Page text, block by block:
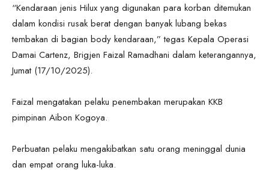
“Kendaraan jenis Hilux yang digunakan para korban ditemukan
dalam kondisi rusak berat dengan banyak lubang bekas
tembakan di bagian body kendaraan,” tegas Kepala Operasi
Damai Cartenz, Brigjen Faizal Ramadhani dalam keterangannya,
Jumat (17/10/2025).
Faizal mengatakan pelaku penembakan merupakan KKB
pimpinan Aibon Kogoya.
Perbuatan pelaku mengakibatkan satu orang meninggal dunia
dan empat orang luka-luka.